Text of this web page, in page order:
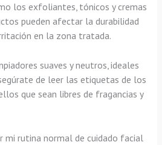
los exfoliantes, tónicos y cremas
pueden afectar la durabilidad
en la zona tratada.
suaves y neutros, ideales
de leer las etiquetas de los
que sean libres de fragancias y
mi rutina normal de cuidado facial